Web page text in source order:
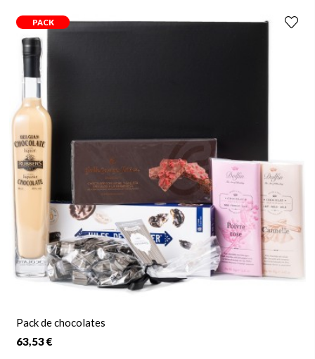
PACK
Pack de chocolates
63,53 €